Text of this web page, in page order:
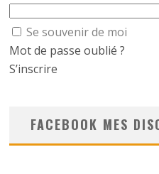
Se souvenir de moi
Mot de passe oublié ?
S’inscrire
FACEBOOK MES